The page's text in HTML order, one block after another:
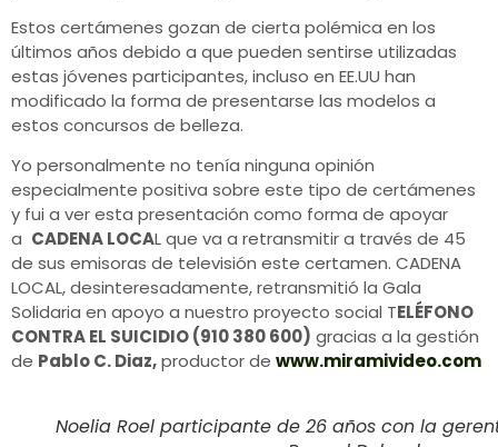
Estos certámenes gozan de cierta polémica en los
últimos años debido a que pueden sentirse utilizadas
estas jóvenes participantes, incluso en EE.UU han
modificado la forma de presentarse las modelos a
estos concursos de belleza.
Yo personalmente no tenía ninguna opinión
especialmente positiva sobre este tipo de certámenes
y fui a ver esta presentación como forma de apoyar
a CADENA LOCAL que va a retransmitir a través de 45
de sus emisoras de televisión este certamen. CADENA
LOCAL, desinteresadamente, retransmitió la Gala
Solidaria en apoyo a nuestro proyecto social TELÉFONO
CONTRA EL SUICIDIO (910 380 600) gracias a la gestión
de Pablo C. Diaz,productor de www.miramivideo.com
Noelia Roel participante de 26 años con la